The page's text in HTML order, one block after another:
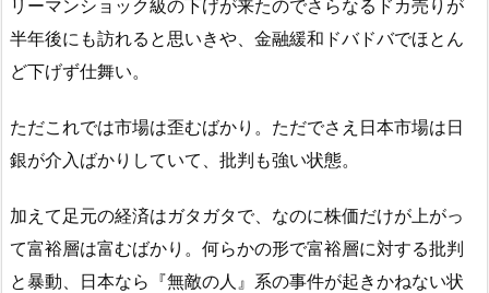
リーマンショック級の下げが来たのでさらなるドカ売りが
半年後にも訪れると思いきや、金融緩和ドバドバでほとん
ど下げず仕舞い。
ただこれでは市場は歪むばかり。ただでさえ日本市場は日
銀が介入ばかりしていて、批判も強い状態。
加えて足元の経済はガタガタで、なのに株価だけが上がっ
て富裕層は富むばかり。何らかの形で富裕層に対する批判
と暴動、日本なら『無敵の人』系の事件が起きかねない状